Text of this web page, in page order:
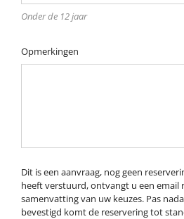
Onder de 12 jaar
Opmerkingen
Dit is een aanvraag, nog geen
heeft verstuurd, ontvangt u een email
samenvatting van uw keuzes. Pas
bevestigd komt de reservering tot